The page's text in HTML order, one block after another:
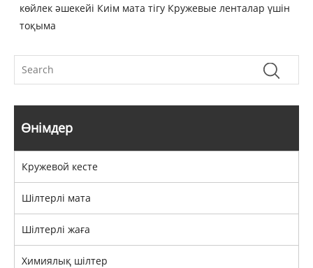
көйлек әшекейі Киім мата тігу Кружевые ленталар үшін
тоқыма
Өнімдер
Кружевой кесте
Шілтерлі мата
Шілтерлі жаға
Химиялық шілтер